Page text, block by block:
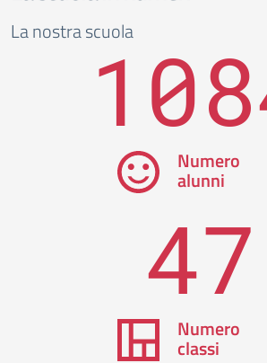
La nostra scuola
Numero
alunni
47
Numero
classi